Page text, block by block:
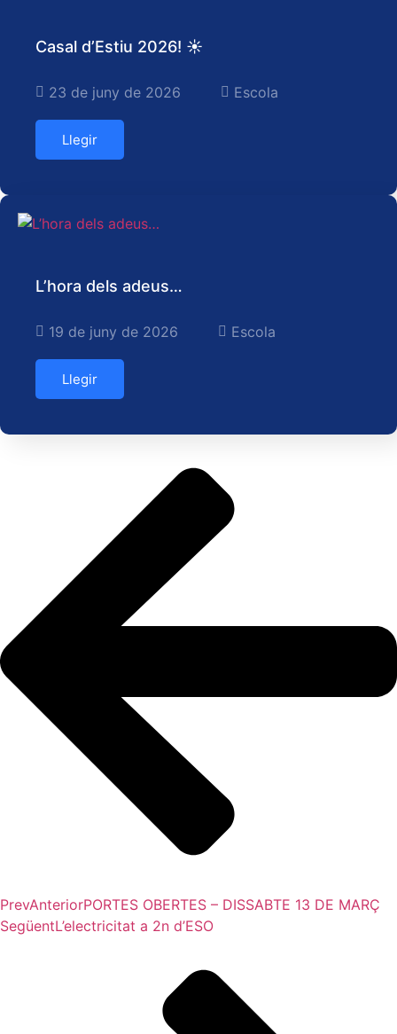
Casal d’Estiu 2026! ☀️
23 de juny de 2026 Escola
Llegir
L’hora dels adeus…
19 de juny de 2026 Escola
Llegir
PrevAnteriorPORTES OBERTES – DISSABTE 13 DE MARÇ
SegüentL’electricitat a 2n d’ESO